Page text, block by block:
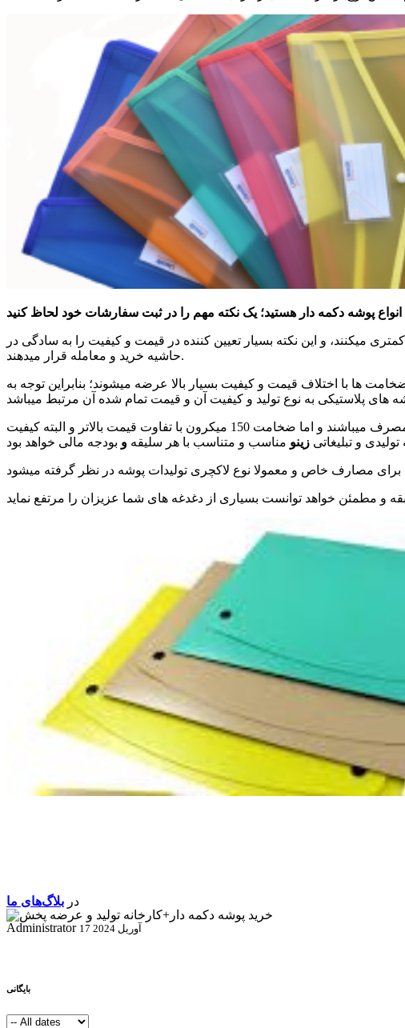
میکنند، و این نکته بسیار تعیین کننده در قیمت و کیفیت را به سادگی در
حاشیه خرید و معامله قرار میدهند.
میکرون، 130میکرون، 150میکرون و 200 میکرون میباشد؛ هر کدام از ضخامت ها با اختلاف قیمت و کیفیت بسیار بالا عرضه میشوند؛ بنابراین توجه به
به طور مثال؛ پوشه های تولید شده 120 میکرون و 130 میکرون با توجه به تحمل پایین در برابر جوش پلاستیک عملا محصولی یکبار مصرف میباشند و اما ضخامت 150 میکرون با تفاوت قیمت بالاتر و البته کیفیت
و تبلیغاتی زینو مناسب و متناسب با هر سلیقه و
در بلاگ‌های ما
Administrator
17 آوریل 2024
بایگانی